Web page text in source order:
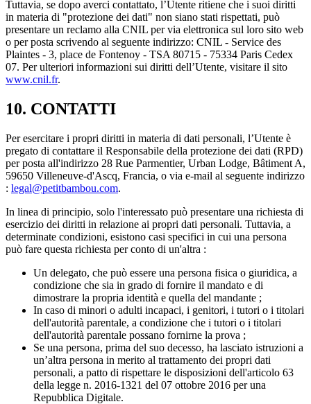
Tuttavia, se dopo averci contattato, l’Utente ritiene che i suoi diritti
in materia di "protezione dei dati" non siano stati rispettati, può
presentare un reclamo alla CNIL per via elettronica sul loro sito web
o per posta scrivendo al seguente indirizzo: CNIL - Service des
Plaintes - 3, place de Fontenoy - TSA 80715 - 75334 Paris Cedex
07. Per ulteriori informazioni sui diritti dell’Utente, visitare il sito
www.cnil.fr.
10. CONTATTI
Per esercitare i propri diritti in materia di dati personali, l’Utente è
pregato di contattare il Responsabile della protezione dei dati (RPD)
per posta all'indirizzo 28 Rue Parmentier, Urban Lodge, Bâtiment A,
59650 Villeneuve-d'Ascq, Francia, o via e-mail al seguente indirizzo
: legal@petitbambou.com.
In linea di principio, solo l'interessato può presentare una richiesta di
esercizio dei diritti in relazione ai propri dati personali. Tuttavia, a
determinate condizioni, esistono casi specifici in cui una persona
può fare questa richiesta per conto di un'altra :
Un delegato, che può essere una persona fisica o giuridica, a
condizione che sia in grado di fornire il mandato e di
dimostrare la propria identità e quella del mandante ;
In caso di minori o adulti incapaci, i genitori, i tutori o i titolari
dell'autorità parentale, a condizione che i tutori o i titolari
dell'autorità parentale possano fornirne la prova ;
Se una persona, prima del suo decesso, ha lasciato istruzioni a
un’altra persona in merito al trattamento dei propri dati
personali, a patto di rispettare le disposizioni dell'articolo 63
della legge n. 2016-1321 del 07 ottobre 2016 per una
Repubblica Digitale.